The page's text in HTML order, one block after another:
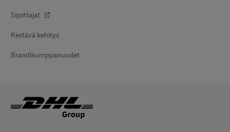
Sijoittajat
Kestävä kehitys
Brandikumppanuudet